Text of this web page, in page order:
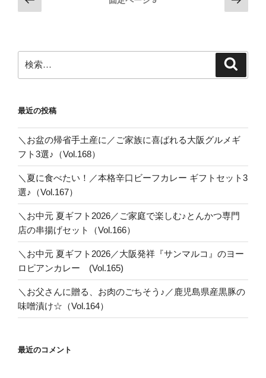
稿
ー
ジ
り
の
ジ
の
ジ
索:
最近の投稿
＼お盆の帰省手土産に／ご家族に喜ばれる大阪グルメギ
フト3選♪（Vol.168）
＼夏に食べたい！／本格辛口ビーフカレー ギフトセット3
選♪（Vol.167）
＼お中元 夏ギフト2026／ご家庭で楽しむ♪とんかつ専門
店の串揚げセット（Vol.166）
＼お中元 夏ギフト2026／大阪発祥『サンマルコ』のヨー
ロピアンカレー (Vol.165)
＼お父さんに贈る、お肉のごちそう♪／鹿児島県産黒豚の
味噌漬け☆（Vol.164）
最近のコメント